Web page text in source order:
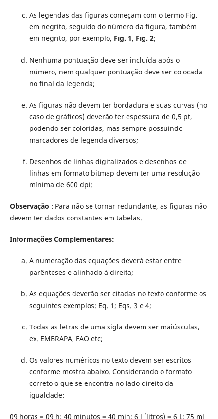
As legendas das figuras começam com o termo Fig.
em negrito, seguido do número da figura, também
em negrito, por exemplo, Fig. 1, Fig. 2;
Nenhuma pontuação deve ser incluída após o
número, nem qualquer pontuação deve ser colocada
no final da legenda;
As figuras não devem ter bordadura e suas curvas (no
caso de gráficos) deverão ter espessura de 0,5 pt,
podendo ser coloridas, mas sempre possuindo
marcadores de legenda diversos;
Desenhos de linhas digitalizados e desenhos de
linhas em formato bitmap devem ter uma resolução
mínima de 600 dpi;
Observação : Para não se tornar redundante, as figuras não
devem ter dados constantes em tabelas.
Informações Complementares:
A numeração das equações deverá estar entre
parênteses e alinhado à direita;
As equações deverão ser citadas no texto conforme os
seguintes exemplos: Eq. 1; Eqs. 3 e 4;
Todas as letras de uma sigla devem ser maiúsculas,
ex. EMBRAPA, FAO etc;
Os valores numéricos no texto devem ser escritos
conforme mostra abaixo. Considerando o formato
correto o que se encontra no lado direito da
igualdade:
09 horas = 09 h; 40 minutos = 40 min; 6 l (litros) = 6 L; 75 ml